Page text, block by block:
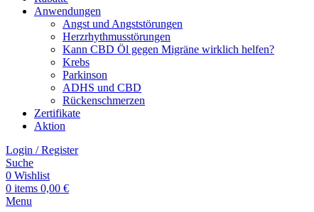
Anwendungen
Angst und Angststörungen
Herzrhythmusstörungen
Kann CBD Öl gegen Migräne wirklich helfen?
Krebs
Parkinson
ADHS und CBD
Rückenschmerzen
Zertifikate
Aktion
Login / Register
Suche
0 Wishlist
0 items 0,00 €
Menu